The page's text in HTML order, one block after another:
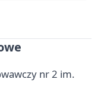
nr 2 im.